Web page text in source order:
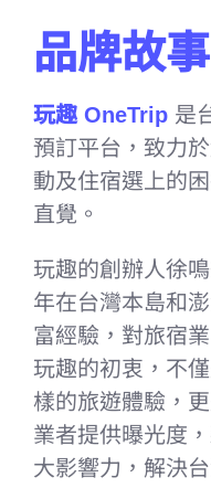
品牌故事
玩趣 OneTrip是
預訂平台，致力
動及住宿選上的
直覺。
玩趣的創辦人徐
年在台灣本島和
富經驗，對旅宿
玩趣的初衷，不
樣的旅遊體驗，
業者提供曝光度
大影響力，解決